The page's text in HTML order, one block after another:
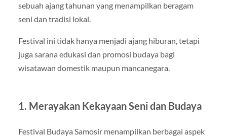
sebuah ajang tahunan yang menampilkan beragam
seni dan tradisi lokal.
Festival ini tidak hanya menjadi ajang hiburan, tetapi
juga sarana edukasi dan promosi budaya bagi
wisatawan domestik maupun mancanegara.
1. Merayakan Kekayaan Seni dan Budaya
Festival Budaya Samosir menampilkan berbagai aspek